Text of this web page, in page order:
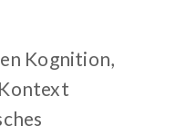
Kognition,